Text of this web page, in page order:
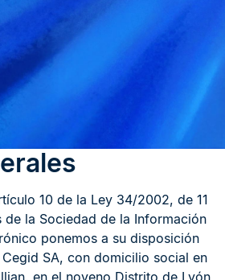
10 de la Ley 34/2002, de 11
la Sociedad de la Información
ponemos a su disposición
SA, con domicilio social en
en el noveno Distrito de Lyón